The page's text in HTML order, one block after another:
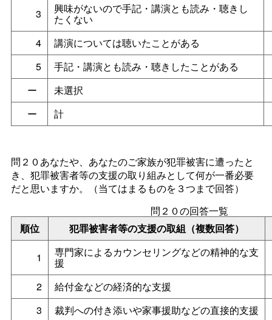
3 興味がないので手記・講演とも読み・聴きし
たくない
4
講演については聴いたことがある
5
手記・講演とも読み・聴きしたことがある
ー
未選択
ー
計
問２０あなたや、あなたのご家族が犯罪被害に遭ったと
き、犯罪被害者等の支援の取り組みとして何が一番必要
だと思いますか。（当てはまるものを３つまで回答）
順位 犯罪被害者等の支援の取組（複数回答）
問２０の回答一覧
1 専門家によるカウンセリングなどの精神的な支
援
2
給付金などの経済的な支援
3
裁判への付き添いや家事援助などの直接的支援